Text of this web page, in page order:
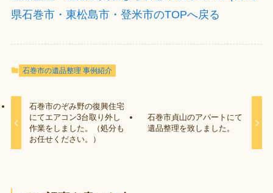
県石巻市・東松島市・登米市のTOPへ戻る
石巻市の遺品整理 事例紹介
石巻市のぞみ野の復興住宅
にてエアコン3台取り外し
作業をしました。（処分も
お任せください。）
石巻市貞山のアパートにて
遺品整理を致しました。